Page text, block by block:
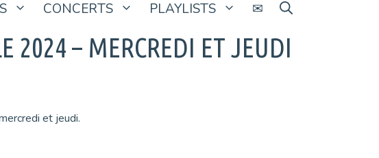
CONCERTS PLAYLISTS ✉
2024 – MERCREDI ET JEUDI
et jeudi.